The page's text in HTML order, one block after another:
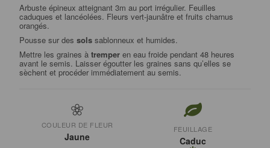
Arbuste épineux atteignant 3m au port irrégulier. Feuilles
caduques et lancéolées. Fleurs vert-jaunâtre et fruits charnus
orangés.
Pousse sur dessols sablonneux et humides.
Mettre les graines àtremper en eau froide pendant 48 heures
avant le semis. Laisser égoutter les graines sans qu’elles se
sèchent et procéder immédiatement au semis.
COULEUR DE FLEUR
Jaune
FEUILLAGE
Caduc